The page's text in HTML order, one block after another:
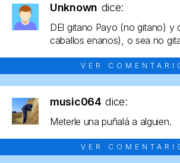
Unknown dice:
DEl gitano Payo (no gitano) y
caballos enanos), o sea no
VER
music064 dice:
Meterle una puñalá a alguien.
VER